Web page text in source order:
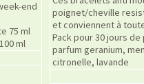
end
75 ml
ml
poignet/cheville
et conviennent à
Pack pour 30 jours
parfum geranium,
citronelle, lavande